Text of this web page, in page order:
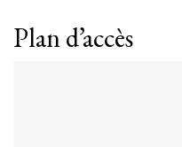
Plan d’accès